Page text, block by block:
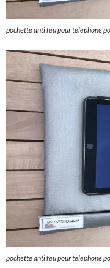
pochette anti feu pour telephone
pochette anti feu pour telephone